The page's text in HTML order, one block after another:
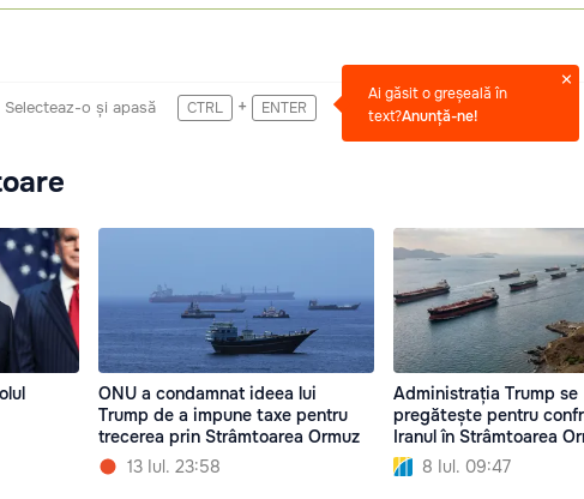
Selecteaz-o și apasă CTRL + ENTER
Ai găsit o greșeală în
text?Anunță-ne!
ONU a condamnat ideea lui
Trump de a impune taxe pentru
trecerea prin Strâmtoarea Ormuz
13 Iul. 23:58
Administrația Trump se
pregătește pentru
Iranul în Strâmtoarea
8 Iul. 09:47